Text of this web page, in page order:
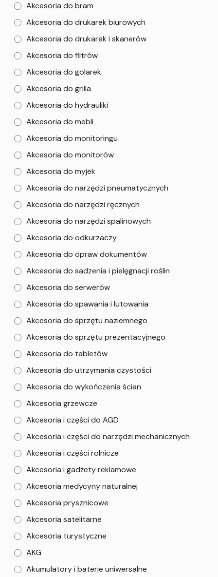
Akcesoria do bram
Akcesoria do drukarek biurowych
Akcesoria do drukarek i skanerów
Akcesoria do filtrów
Akcesoria do golarek
Akcesoria do grilla
Akcesoria do hydrauliki
Akcesoria do mebli
Akcesoria do monitoringu
Akcesoria do monitorów
Akcesoria do myjek
Akcesoria do narzędzi pneumatycznych
Akcesoria do narzędzi ręcznych
Akcesoria do narzędzi spalinowych
Akcesoria do odkurzaczy
Akcesoria do opraw dokumentów
Akcesoria do sadzenia i pielęgnacji roślin
Akcesoria do serwerów
Akcesoria do spawania i lutowania
Akcesoria do sprzętu naziemnego
Akcesoria do sprzętu prezentacyjnego
Akcesoria do tabletów
Akcesoria do utrzymania czystości
Akcesoria do wykończenia ścian
Akcesoria grzewcze
Akcesoria i części do AGD
Akcesoria i części do narzędzi mechanicznych
Akcesoria i części rolnicze
Akcesoria i gadżety reklamowe
Akcesoria medycyny naturalnej
Akcesoria prysznicowe
Akcesoria satelitarne
Akcesoria turystyczne
AKG
Akumulatory i baterie uniwersalne